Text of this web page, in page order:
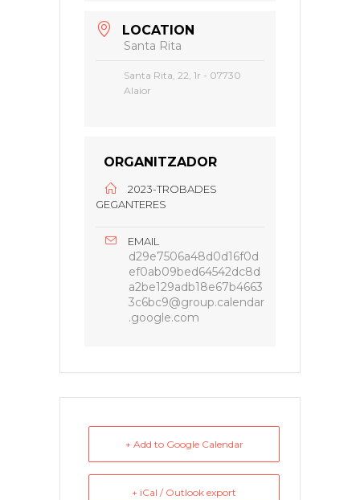
LOCATION
Santa Rita
Santa Rita, 22, 1r - 07730
Alaior
ORGANITZADOR
2023-TROBADES
GEGANTERES
EMAIL
d29e7506a48d0d16f0d
ef0ab09bed64542dc8d
a2be129adb18e67b4663
3c6bc9@group.calendar
.google.com
+ Add to Google Calendar
+ iCal / Outlook export